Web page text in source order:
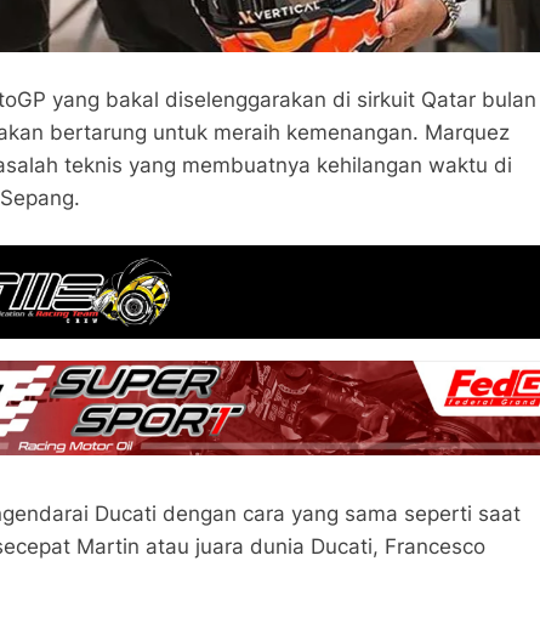
yang bakal diselenggarakan di sirkuit Qatar bulan
bertarung untuk meraih kemenangan. Marquez
teknis yang membuatnya kehilangan waktu di
Ducati dengan cara yang sama seperti saat
Martin atau juara dunia Ducati, Francesco